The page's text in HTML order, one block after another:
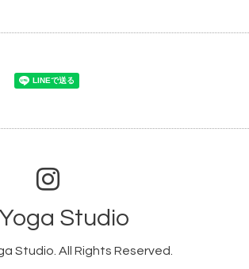
Studio
Studio. All Rights Reserved.